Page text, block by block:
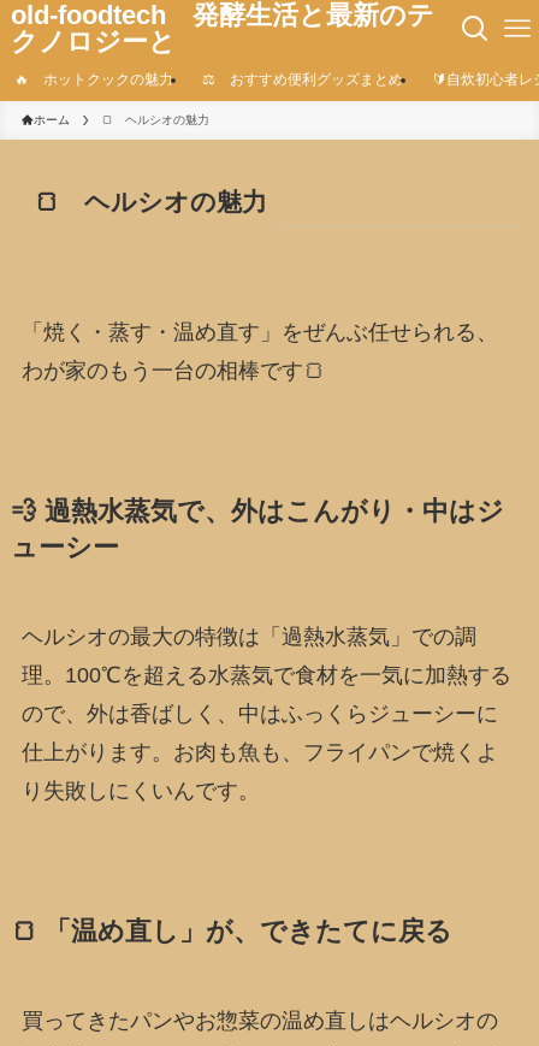
old-foodtech 発酵生活と最新のテ
クノロジーと
🔥 ホットクックの魅力 ⚖️ おすすめ便利グッズまとめ 🔰自炊初心者レ
ホーム 🍞 ヘルシオの魅力
🍞 ヘルシオの魅力
「焼く・蒸す・温め直す」をぜんぶ任せられる、
わが家のもう一台の相棒です🍞
💨 過熱水蒸気で、外はこんがり・中はジ
ューシー
ヘルシオの最大の特徴は「過熱水蒸気」での調
理。100℃を超える水蒸気で食材を一気に加熱する
ので、外は香ばしく、中はふっくらジューシーに
仕上がります。お肉も魚も、フライパンで焼くよ
り失敗しにくいんです。
🍞 「温め直し」が、できたてに戻る
買ってきたパンやお惣菜の温め直しはヘルシオの